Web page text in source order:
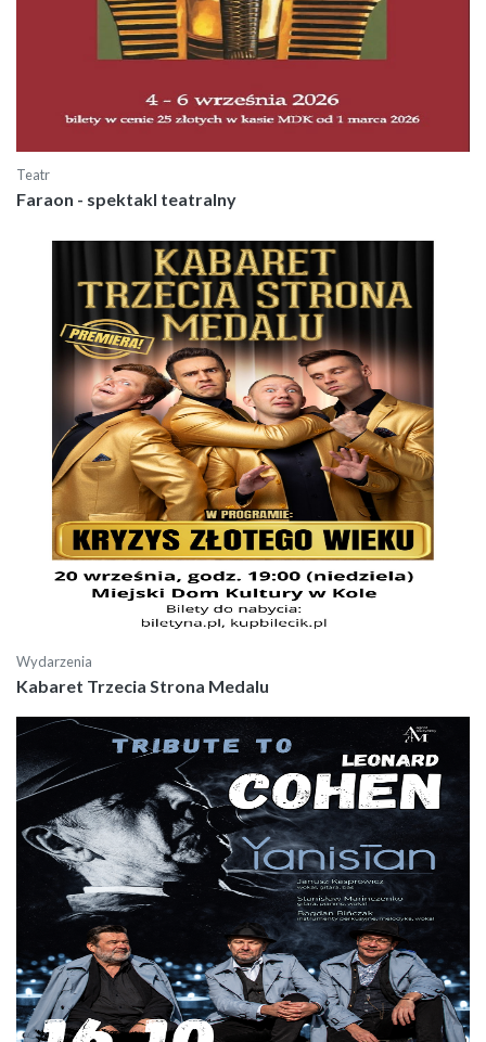
Teatr
Faraon - spektakl teatralny
Wydarzenia
Kabaret Trzecia Strona Medalu